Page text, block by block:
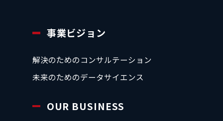
事業ビジョン
解決のためのコンサルテーション
未来のためのデータサイエンス
OUR BUSINESS